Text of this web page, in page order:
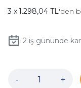
1.298,04 TL'den
2iş gününde
- +